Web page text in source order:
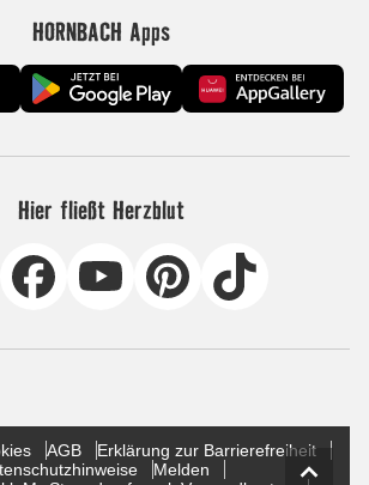
HORNBACH Apps
Hier fließt Herzblut
AGB
Erklärung zur Barrierefreiheit
Melden